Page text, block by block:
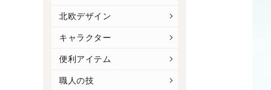
北欧デザイン
キャラクター
便利アイテム
職人の技